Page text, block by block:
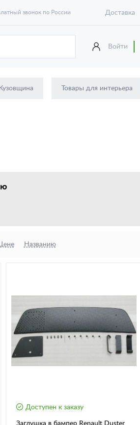
звонок по России Доставка
Войти
Кузовщина Товары для интерьера
Названию
Доступен к заказу